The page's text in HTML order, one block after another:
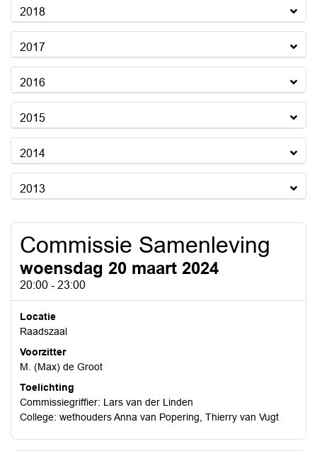
2018
2017
2016
2015
2014
2013
Commissie Samenleving
woensdag 20 maart 2024
20:00 - 23:00
Locatie
Raadszaal
Voorzitter
M. (Max) de Groot
Toelichting
Commissiegriffier: Lars van der Linden
College: wethouders Anna van Popering, Thierry van Vugt